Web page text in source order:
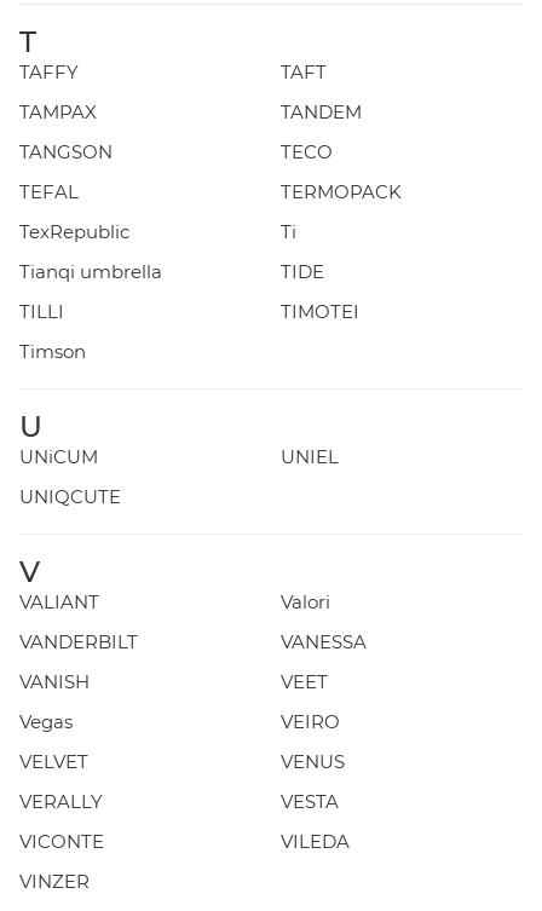
T
TAFFY
TAFT
TAMPAX
TANDEM
TANGSON
TECO
TEFAL
TERMOPACK
TexRepublic
Ti
Tianqi umbrella
TIDE
TILLI
TIMOTEI
Timson
U
UNiCUM
UNIEL
UNIQCUTE
V
VALIANT
Valori
VANDERBILT
VANESSA
VANISH
VEET
Vegas
VEIRO
VELVET
VENUS
VERALLY
VESTA
VICONTE
VILEDA
VINZER